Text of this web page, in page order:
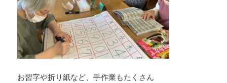
お習字や折り紙など、手作業もたくさん